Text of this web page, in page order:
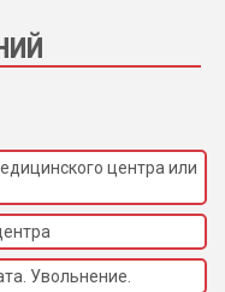
центра или
Увольнение.